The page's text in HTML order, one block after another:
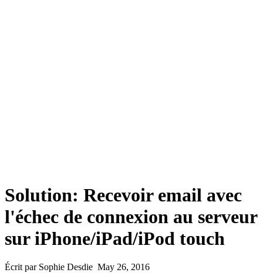
Solution: Recevoir email avec
l'échec de connexion au serveur
sur iPhone/iPad/iPod touch
Écrit par Sophie Desdie May 26, 2016